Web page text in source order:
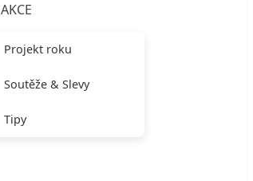
AKCE
Projekt roku
Soutěže & Slevy
Tipy